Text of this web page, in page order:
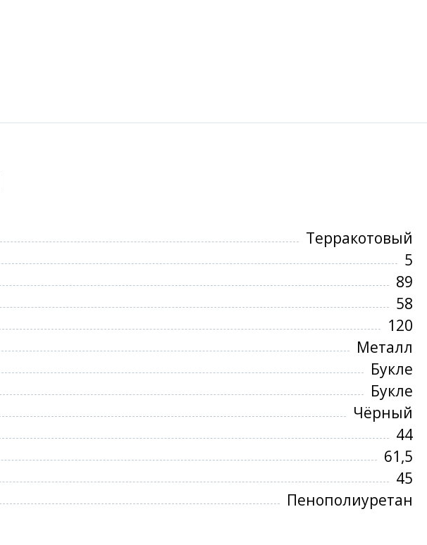
Терракотовый
5
89
58
120
Металл
Букле
Букле
Чёрный
44
61,5
45
Пенополиуретан